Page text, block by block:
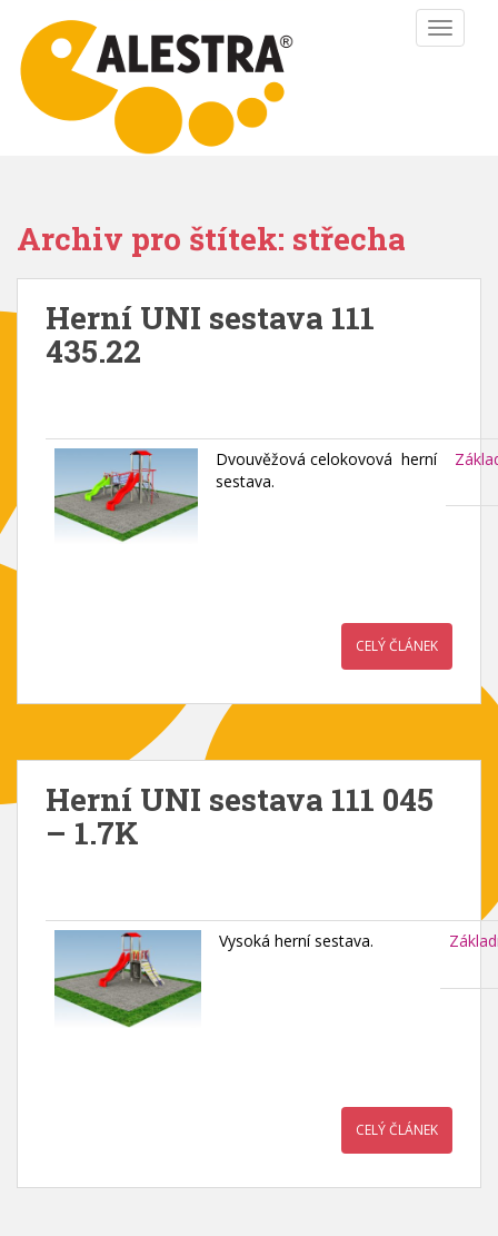
n
Archiv pro štítek: střecha
Herní UNI sestava 111
435.22
Dvouvěžová celokovová herní
sestava.
CELÝ ČLÁNEK
Herní UNI sestava 111 045
– 1.7K
Vysoká herní sestava.
CELÝ ČLÁNEK